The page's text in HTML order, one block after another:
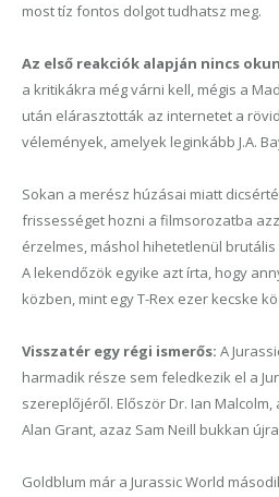
most tíz fontos dolgot tudhatsz meg.
Az első reakciók alapján nincs
a kritikákra még várni kell, mégis a
után elárasztották az internetet a
vélemények, amelyek leginkább J.A.
Sokan a merész húzásai miatt
frissességet hozni a filmsorozatba
érzelmes, máshol hihetetlenül
A lekendőzök egyike azt írta, hogy
közben, mint egy T-Rex ezer kecske
Visszatér egy régi ismerős: A
harmadik része sem feledkezik el a
szereplőjéről. Először Dr. Ian Malcolm,
Alan Grant, azaz Sam Neill bukkan
Goldblum már a Jurassic World